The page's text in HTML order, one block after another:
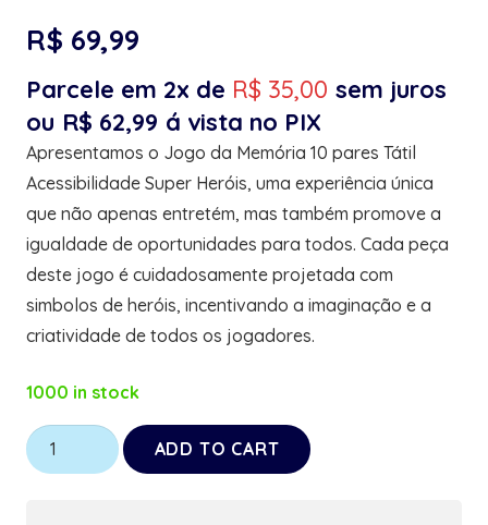
R$ 69,99
Parcele em 2x de R$ 35,00 sem juros
ou R$ 62,99 á vista no PIX
Apresentamos o Jogo da Memória 10 pares Tátil
Acessibilidade Super Heróis, uma experiência única
que não apenas entretém, mas também promove a
igualdade de oportunidades para todos. Cada peça
deste jogo é cuidadosamente projetada com
simbolos de heróis, incentivando a imaginação e a
criatividade de todos os jogadores.
1000 in stock
Jogo
da
ADD TO CART